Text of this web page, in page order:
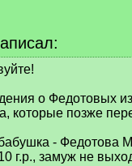
о Федотовых
которые позже
- Федотова
г.р., замуж не